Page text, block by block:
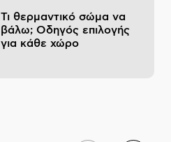
Τι θερμαντικό σώμα να
βάλω; Οδηγός επιλογής
για κάθε χώρο